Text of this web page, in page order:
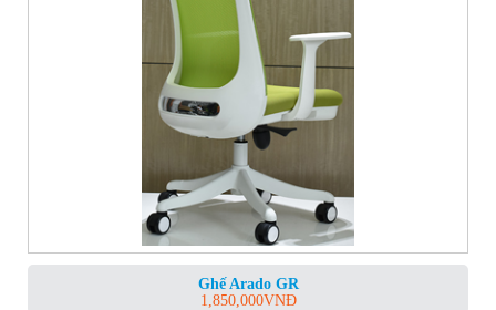
Ghế Arado GR
1,850,000VNĐ